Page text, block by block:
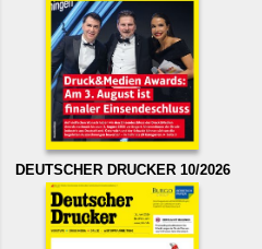
DEUTSCHER DRUCKER 10/2026